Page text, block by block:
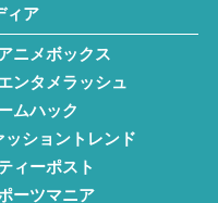
ィア
ニメボックス
ンタメラッシュ
ムハック
ショントレンド
ィーポスト
ーツマニア